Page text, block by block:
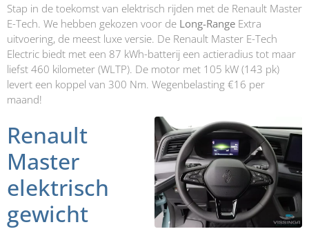
Stap in de toekomst van elektrisch rijden met de Renault Master
E-Tech. We hebben gekozen voor de Long-Range Extra
uitvoering, de meest luxe versie. De Renault Master E-Tech
Electric biedt met een 87 kWh-batterij een actieradius tot maar
liefst 460 kilometer (WLTP). De motor met 105 kW (143 pk)
levert een koppel van 300 Nm. Wegenbelasting €16 per
maand!
Renault
Master
elektrisch
gewicht